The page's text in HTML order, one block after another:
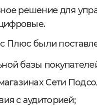
решение для
Плюс были
базы
Сети
с аудиторией;